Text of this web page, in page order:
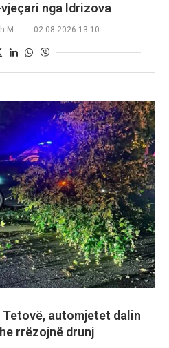
nga Idrizova
M 02.08.2026 13:10
automjetet dalin
rrëzojnë drunj